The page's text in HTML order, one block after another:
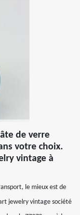
de verre
votre choix.
vintage à
le mieux est de
jewelry vintage société